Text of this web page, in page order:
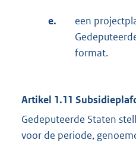
e.
een
format.
Artikel 1.11
Gedeputeerde Staten
voor de periode,